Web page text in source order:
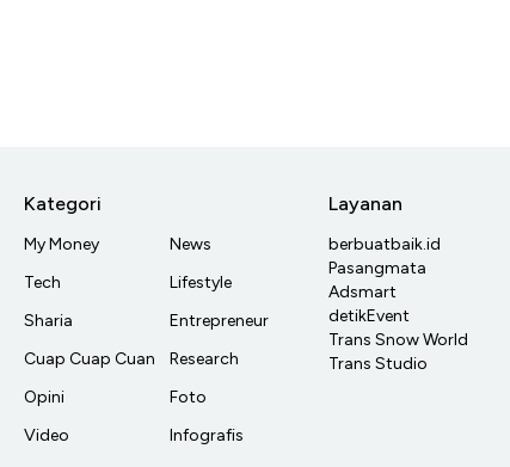
Kategori
My Money
Tech
Sharia
Cuap Cuap Cuan
Opini
Video
News
Lifestyle
Entrepreneur
Research
Foto
Infografis
Layanan
berbuatbaik.id
Pasangmata
Adsmart
detikEvent
Trans Snow World
Trans Studio